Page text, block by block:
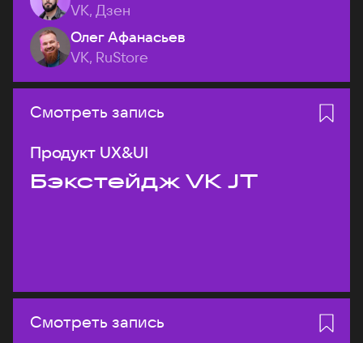
VK, Дзен
Олег Афанасьев
VK, RuStore
Смотреть запись
Продукт UX&UI
Бэкстейдж VK JT
Смотреть запись